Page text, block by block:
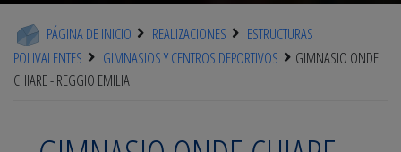
PÁGINA DE INICIO REALIZACIONES
ESTRUCTURAS
POLIVALENTES
GIMNASIOS Y CENTROS DEPORTIVOS
GIMNASIO ONDE
CHIARE - REGGIO EMILIA